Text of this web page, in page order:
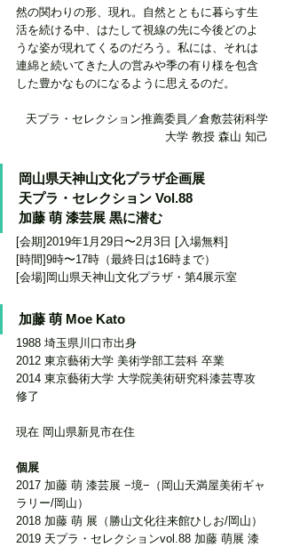
然の関わりの形、現れ。自然とともに暮らす生
活を続ける中、はたして視線の先に今後どのよ
うな姿が現れてくるのだろう。私には、それは
連綿と続いてきた人の営みや季の有り様を包含
した豊かなものになるように思えるのだ。
天プラ・セレクション推薦委員／倉敷芸術科学
大学 教授 森山 知己
岡山県天神山文化プラザ企画展
天プラ・セレクション Vol.88
加藤 萌 漆芸展 黒に潜む
[会期]2019年1月29日〜2月3日 [入場無料]
[時間]9時〜17時（最終日は16時まで）
[会場]岡山県天神山文化プラザ・第4展示室
加藤 萌 Moe Kato
1988 埼玉県川口市出身
2012 東京藝術大学 美術学部工芸科 卒業
2014 東京藝術大学 大学院美術研究科漆芸専攻
修了
現在 岡山県新見市在住
個展
2017 加藤 萌 漆芸展 −境−（岡山天満屋美術ギャ
ラリー/岡山）
2018 加藤 萌 展（勝山文化往来館ひしお/岡山）
2019 天プラ・セレクションvol.88 加藤 萌展 漆